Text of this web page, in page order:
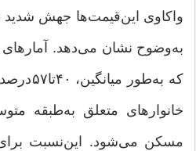
واکاوی این‌قیمت‌ها جهش شدید
به‌وضوح نشان می‌دهد.
که به‌طور
خانوارهای متعلق به‌طبقه
مسکن می‌شود. این‌نسبت برای